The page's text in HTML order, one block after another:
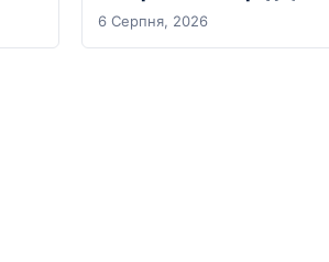
6 Серпня, 2026